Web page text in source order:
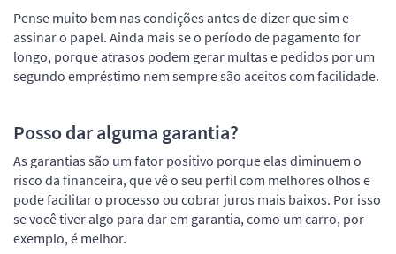
Pense muito bem nas condições antes de dizer que sim e
assinar o papel. Ainda mais se o período de pagamento for
longo, porque atrasos podem gerar multas e pedidos por um
segundo empréstimo nem sempre são aceitos com facilidade.
Posso dar alguma garantia?
As garantias são um fator positivo porque elas diminuem o
risco da financeira, que vê o seu perfil com melhores olhos e
pode facilitar o processo ou cobrar juros mais baixos. Por isso
se você tiver algo para dar em garantia, como um carro, por
exemplo, é melhor.